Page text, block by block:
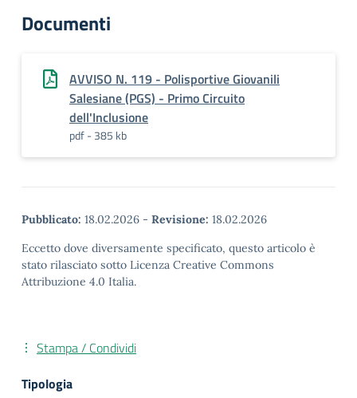
Documenti
AVVISO N. 119 - Polisportive Giovanili
Salesiane (PGS) - Primo Circuito
dell'Inclusione
pdf - 385 kb
Pubblicato: 18.02.2026 - Revisione: 18.02.2026
Eccetto dove diversamente specificato, questo articolo è
stato rilasciato sotto Licenza Creative Commons
Attribuzione 4.0 Italia.
Stampa / Condividi
Tipologia